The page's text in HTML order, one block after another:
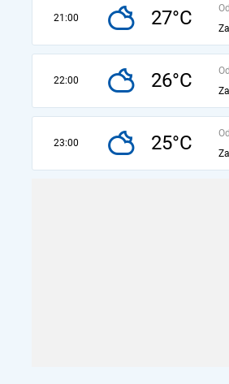
21:00 27°C
22:00 26°C
23:00 25°C